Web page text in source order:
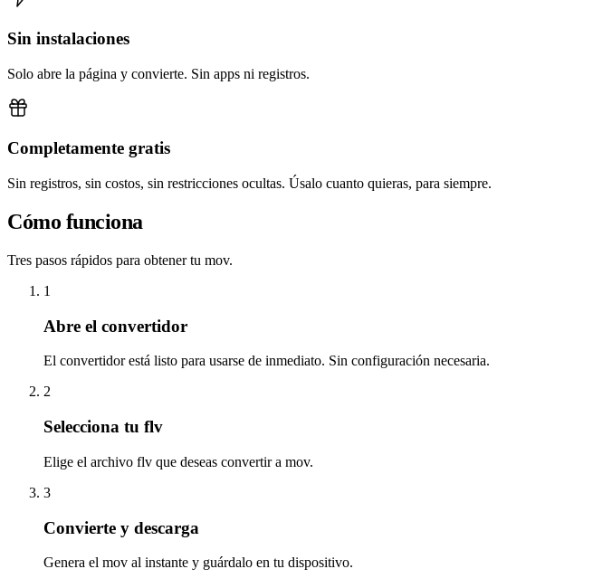
Sin instalaciones
Solo abre la página y convierte. Sin apps ni registros.
Completamente gratis
Sin registros, sin costos, sin restricciones ocultas. Úsalo cuanto quieras, para siempre.
Cómo funciona
Tres pasos rápidos para obtener tu mov.
1
Abre el convertidor
El convertidor está listo para usarse de inmediato. Sin configuración necesaria.
2
Selecciona tu flv
Elige el archivo flv que deseas convertir a mov.
3
Convierte y descarga
Genera el mov al instante y guárdalo en tu dispositivo.